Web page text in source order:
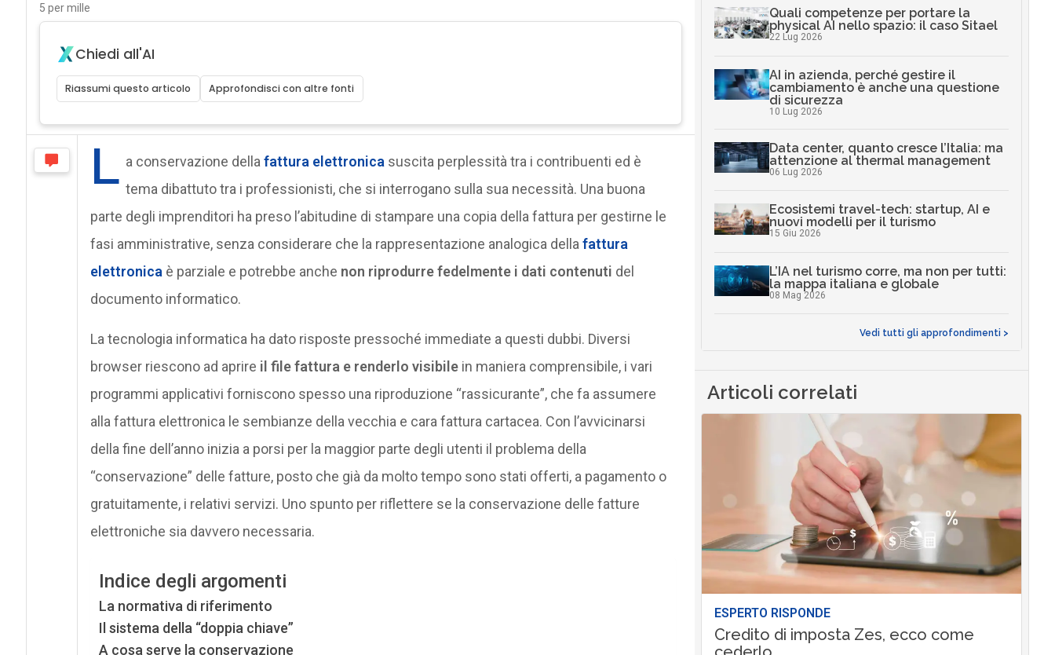
5 per mille
Chiedi all'AI
Riassumi questo articolo Approfondisci con altre fonti
L a conservazione della fattura elettronica suscita perplessità tra i contribuenti ed è
tema dibattuto tra i professionisti, che si interrogano sulla sua necessità. Una buona
parte degli imprenditori ha preso l’abitudine di stampare una copia della fattura per gestirne le
fasi amministrative, senza considerare che la rappresentazione analogica della fattura
elettronica è parziale e potrebbe anche non riprodurre fedelmente i dati contenuti del
documento informatico.
La tecnologia informatica ha dato risposte pressoché immediate a questi dubbi. Diversi
browser riescono ad aprire il file fattura e renderlo visibilein maniera comprensibile, i vari
programmi applicativi forniscono spesso una riproduzione “rassicurante”, che fa assumere
alla fattura elettronica le sembianze della vecchia e cara fattura cartacea. Con l’avvicinarsi
della fine dell’anno inizia a porsi per la maggior parte degli utenti il problema della
“conservazione” delle fatture, posto che già da molto tempo sono stati offerti, a pagamento o
gratuitamente, i relativi servizi. Uno spunto per riflettere se la conservazione delle fatture
elettroniche sia davvero necessaria.
Indice degli argomenti
La normativa di riferimento
Il sistema della “doppia chiave”
A cosa serve la conservazione
Quali competenze per portare la
physical AI nello spazio: il caso Sitael
22 Lug 2026
AI in azienda, perché gestire il
cambiamento è anche una questione
di sicurezza
10 Lug 2026
Data center, quanto cresce l’Italia: ma
attenzione al thermal management
06 Lug 2026
Ecosistemi travel-tech: startup, AI e
nuovi modelli per il turismo
15 Giu 2026
L’IA nel turismo corre, ma non per tutti:
la mappa italiana e globale
08 Mag 2026
Vedi tutti gli approfondimenti >
Articoli correlati
ESPERTO RISPONDE
Credito di imposta Zes, ecco come